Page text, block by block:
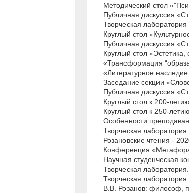
Методический стол
Публичная дискуссия
Творческая
Круглый стол
Публичная дискуссия
Круглый стол «Эстетика,
«Трансформация
«Литературное
Заседание секции
Публичная дискуссия
Круглый стол к 200-
Круглый стол к 250-
Особенности
Творческая
Розановские чтения -
Конференция
Научная студенческая
Творческая
Творческая
В.В. Розанов: философ,